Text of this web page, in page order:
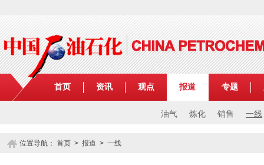
首页 资讯 观点 报道
油气 炼化 销售 一线
专题
位置导航： 首页 > 报道 > 一线